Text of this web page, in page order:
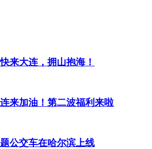
来大连，拥山抱海！
来加油！第二波福利来啦
公交车在哈尔滨上线